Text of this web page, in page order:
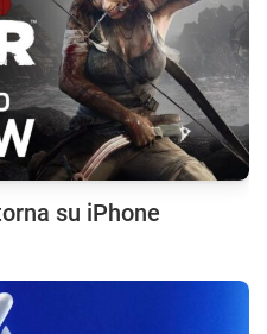
su iPhone